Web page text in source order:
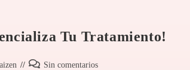
Tu Tratamiento!
Sin comentarios